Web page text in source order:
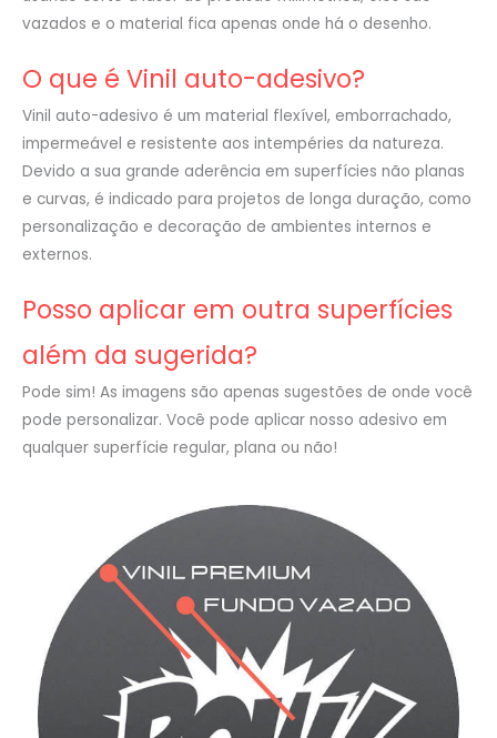
vazados e o material fica apenas onde há o desenho.
O que é Vinil auto-adesivo?
Vinil auto-adesivo é um material flexível, emborrachado,
impermeável e resistente aos intempéries da natureza.
Devido a sua grande aderência em superfícies não planas
e curvas, é indicado para projetos de longa duração, como
personalização e decoração de ambientes internos e
externos.
Posso aplicar em outra superfícies
além da sugerida?
Pode sim! As imagens são apenas sugestões de onde você
pode personalizar. Você pode aplicar nosso adesivo em
qualquer superfície regular, plana ou não!